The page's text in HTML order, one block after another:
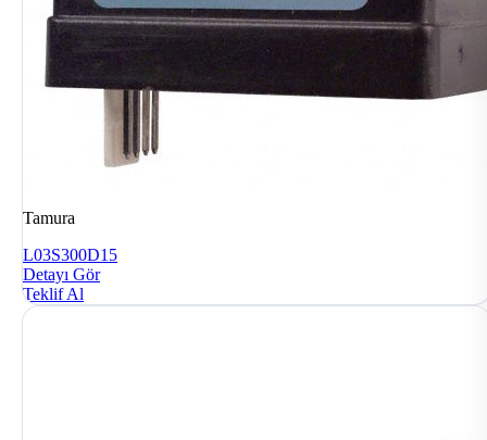
Tamura
L03S300D15
Detayı Gör
Teklif Al